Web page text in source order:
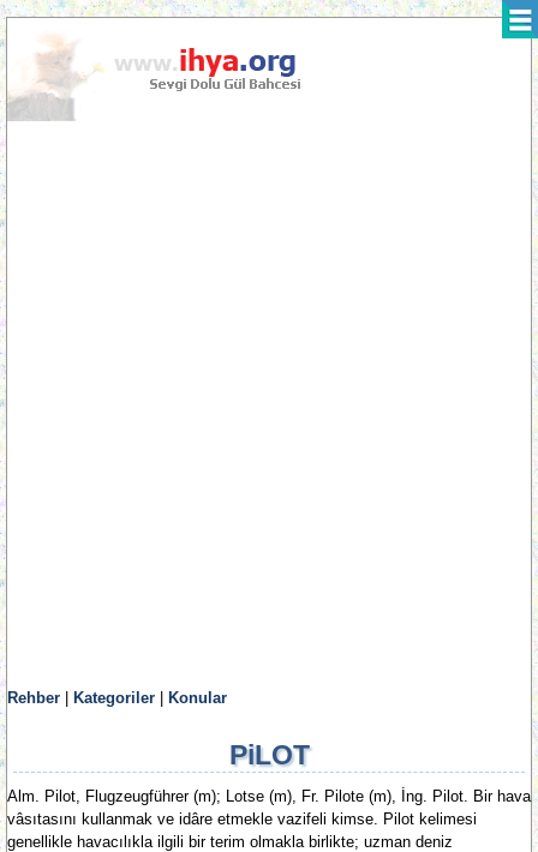
Rehber Kategoriler Konular
PiLOT
Alm. Pilot, Flugzeugführer (m); Lotse (m), Fr. Pilote (m), İng. Pilot. Bir hava
vâsıtasını kullanmak ve idâre etmekle vazifeli kimse. Pilot kelimesi
genellikle havacılıkla ilgili bir terim olmakla birlikte; uzman deniz